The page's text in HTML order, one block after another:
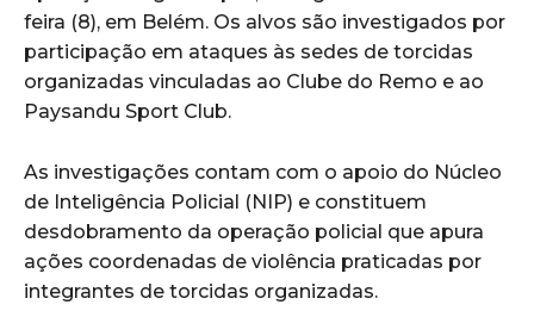
feira (8), em Belém. Os alvos são investigados por
participação em ataques às sedes de torcidas
organizadas vinculadas ao Clube do Remo e ao
Paysandu Sport Club.
As investigações contam com o apoio do Núcleo
de Inteligência Policial (NIP) e constituem
desdobramento da operação policial que apura
ações coordenadas de violência praticadas por
integrantes de torcidas organizadas.